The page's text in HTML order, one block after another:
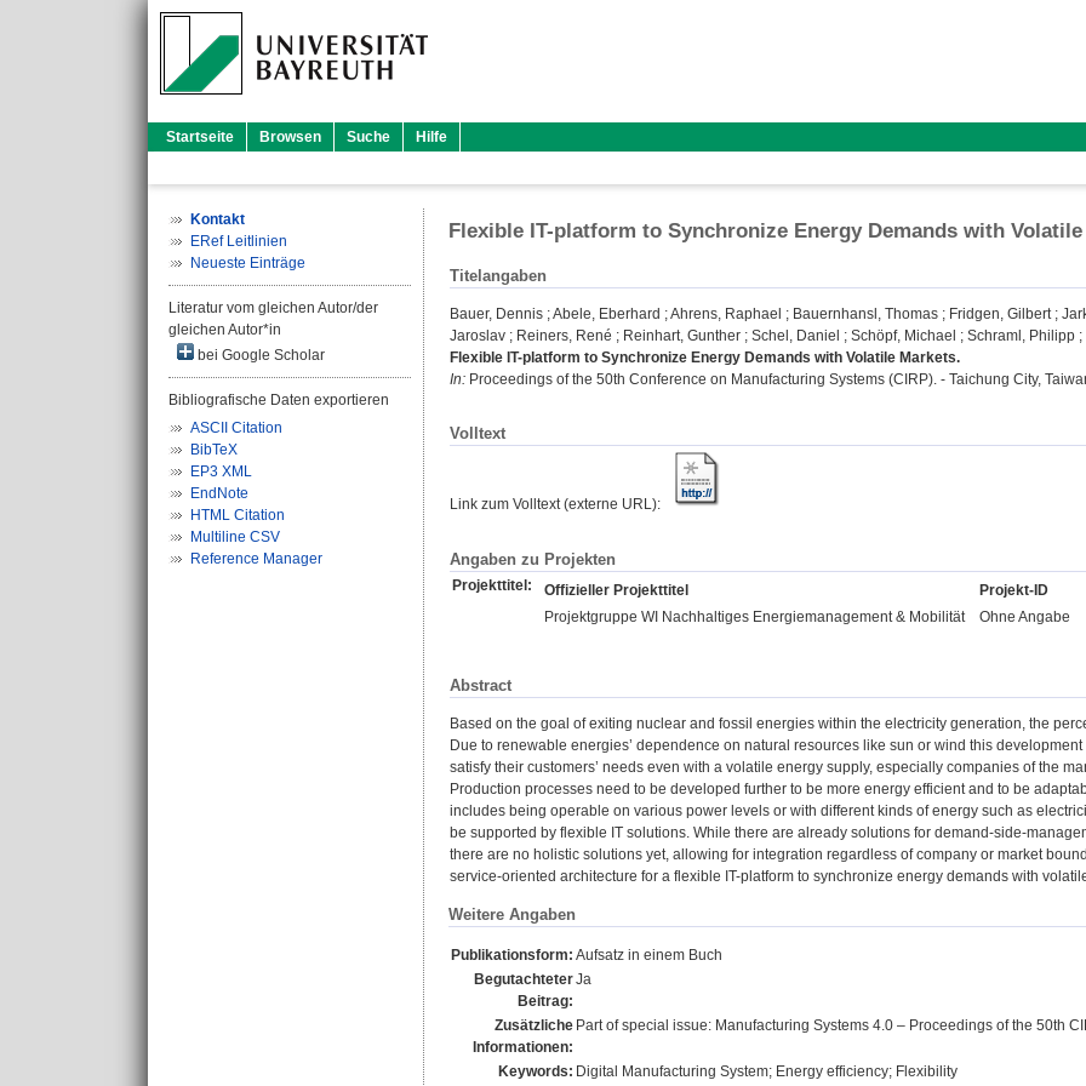
Startseite Browsen Suche Hilfe
Kontakt
ERef Leitlinien
Neueste Einträge
Literatur vom gleichen Autor/der
gleichen Autor*in
bei Google Scholar
Bibliografische Daten exportieren
ASCII Citation
BibTeX
EP3 XML
EndNote
HTML Citation
Multiline CSV
Reference Manager
Flexible IT-platform to Synchronize Energy Demands with
Titelangaben
Bauer, Dennis ;Abele, Eberhard ;Ahrens, Raphael ; Bauernhansl, Thomas ; Fridgen, Gilbert;
Jaroslav ; Reiners, René ; Reinhart, Gunther ; Schel, Daniel ; Schöpf, Michael ; Schraml, Philipp ;
Flexible IT-platform to Synchronize Energy Demands with Volatile Markets.
In: Proceedings of the 50th Conference on Manufacturing Systems (CIRP). - Taichung City,
Volltext
Link zum Volltext (externe URL):
Angaben zu Projekten
Projekttitel: Offizieller Projekttitel
Projekt-ID
Projektgruppe WI Nachhaltiges Energiemanagement & Mobilität
Ohne Angabe
Abstract
Based on the goal of exiting nuclear and fossil energies within the electricity generation, the
Due to renewable energies’ dependence on natural resources like sun or wind this
satisfy their customers’ needs even with a volatile energy supply, especially companies of the
Production processes need to be developed further to be more energy efficient and to be
includes being operable on various power levels or with different kinds of energy such as
be supported by flexible IT solutions. While there are already solutions for demand-side-
there are no holistic solutions yet, allowing for integration regardless of company or market
service-oriented architecture for a flexible IT-platform to synchronize energy demands with
Weitere Angaben
Publikationsform: Aufsatz in einem Buch
Begutachteter
Beitrag:
Ja
Zusätzliche
Informationen:
Part of special issue: Manufacturing Systems 4.0 – Proceedings of the 50th
Keywords: Digital Manufacturing System; Energy efficiency; Flexibility